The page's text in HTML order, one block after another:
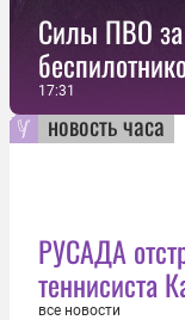
Силы ПВО за
17:31
новость часа
РУСАДА
теннисиста
все новости